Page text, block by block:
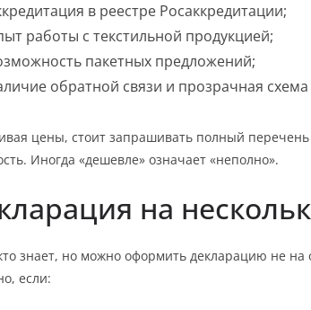
в реестре Росаккредитации;
работы с текстильной продукцией;
пакетных предложений;
обратной связи и прозрачная
цены, стоит запрашивать полный перечень
Иногда «дешевле» означает «неполно».
на
знает, но можно оформить декларацию не на
если: